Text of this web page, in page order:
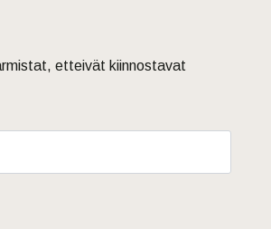
etteivät kiinnostavat